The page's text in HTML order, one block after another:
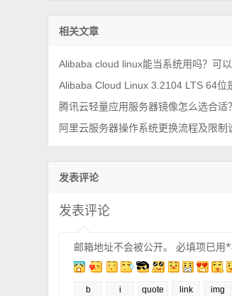
相关文章
Alibaba cloud linux能当系统用吗？可
Alibaba Cloud Linux 3.2104 LTS 64位
腾讯云轻量应用服务器镜像怎么选合适？
发表评论
发表评论
邮箱地址不会被公开。 必填项已用*